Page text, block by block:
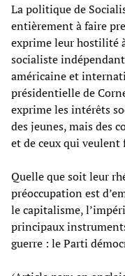
La politique de
entièrement à faire
exprime leur hostilité
socialiste
américaine et
présidentielle de
exprime les intérêts
des jeunes, mais des
et de ceux qui veulent
Quelle que soit leur
préoccupation est
le capitalisme,
principaux
guerre : le Parti